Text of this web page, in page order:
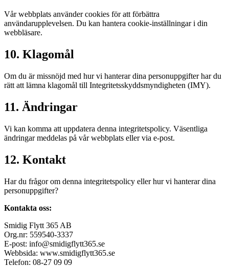
Vår webbplats använder cookies för att förbättra
användarupplevelsen. Du kan hantera cookie-inställningar i din
webbläsare.
10. Klagomål
Om du är missnöjd med hur vi hanterar dina personuppgifter har du
rätt att lämna klagomål till Integritetsskyddsmyndigheten (IMY).
11. Ändringar
Vi kan komma att uppdatera denna integritetspolicy. Väsentliga
ändringar meddelas på vår webbplats eller via e-post.
12. Kontakt
Har du frågor om denna integritetspolicy eller hur vi hanterar dina
personuppgifter?
Kontakta oss:
Smidig Flytt 365 AB
Org.nr: 559540-3337
E-post: info@smidigflytt365.se
Webbsida: www.smidigflytt365.se
Telefon: 08-27 09 09